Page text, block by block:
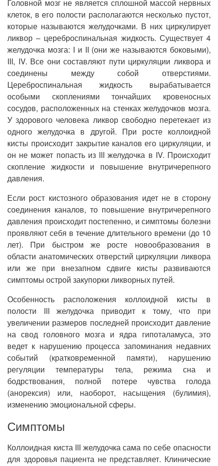
Головной мозг не является сплошной массой нервных
клеток, в его полости располагаются несколько пустот,
которые называются желудочками. В них циркулирует
ликвор – цереброспинальная жидкость. Существует 4
желудочка мозга: I и II (они же называются боковыми),
III, IV. Все они составляют пути циркуляции ликвора и
соединены между собой отверстиями.
Цереброспинальная жидкость вырабатывается
особыми скоплениями тончайших кровеносных
сосудов, расположенных на стенках желудочков мозга.
У здорового человека ликвор свободно перетекает из
одного желудочка в другой. При росте коллоидной
кисты происходит закрытие каналов его циркуляции, и
он не может попасть из III желудочка в IV. Происходит
скопление жидкости и повышение внутричерепного
давления.
Если рост кистозного образования идет не в сторону
соединения каналов, то повышение внутричерепного
давления происходит постепенно, и симптомы болезни
проявляют себя в течение длительного времени (до 10
лет). При быстром же росте новообразования в
области анатомических отверстий циркуляции ликвора
или же при внезапном сдвиге кисты развиваются
симптомы острой закупорки ликворных путей.
Особенность расположения коллоидной кисты в
полости III желудочка приводит к тому, что при
увеличении размеров последней происходит давление
на свод головного мозга и ядра гипоталамуса, это
ведет к нарушению процесса запоминания недавних
событий (кратковременной памяти), нарушению
регуляции температуры тела, режима сна и
бодрствования, полной потере чувства голода
(анорексия) или, наоборот, насыщения (булимия),
изменению эмоциональной сферы.
Симптомы
Коллоидная киста III желудочка сама по себе опасности
для здоровья пациента не представляет. Клинические